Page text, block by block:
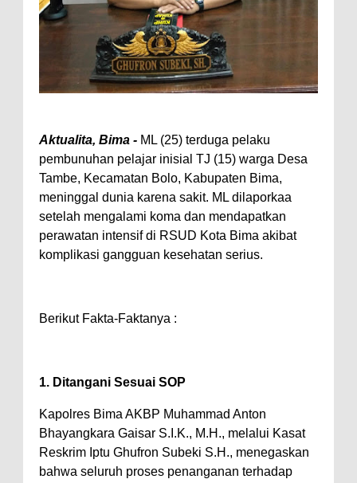
Perairan Sanggar
Perkuat Soliditas-Sinergi,
Kapolres Bima Silaturahmi ke
Kejari dan Kodim 1608
Inggris, Polres Bima Pererat
Silaturahmi dengan Masyarakat
Antusiasnya Warga dan Polisi
Nobar Bareng Laga Prancis vs
Spanyol di Mapolres Bima
Wali Kota Bima Tinjau Finalisasi
Polres Bima Bantu Warga Padolo
Wali Kota Bima Tinjau Rumah
Warga Tidak Layak Huni di
Kelurahan Oi Mbo, Dorong
Aktualita, Bima - ML (25) terduga pelaku
pembunuhan pelajar inisial TJ (15) warga Desa
Tambe, Kecamatan Bolo, Kabupaten Bima,
meninggal dunia karena sakit. ML dilaporkaa
setelah mengalami koma dan mendapatkan
perawatan intensif di RSUD Kota Bima akibat
komplikasi gangguan kesehatan serius.
Berikut Fakta-Faktanya :
1. Ditangani Sesuai SOP
Kapolres Bima AKBP Muhammad Anton
Bhayangkara Gaisar S.I.K., M.H., melalui Kasat
Reskrim Iptu Ghufron Subeki S.H., menegaskan
bahwa seluruh proses penanganan terhadap